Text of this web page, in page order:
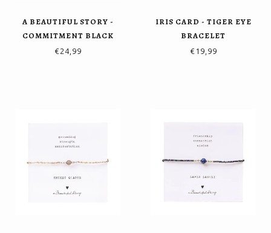
A BEAUTIFUL STORY -
COMMITMENT BLACK
ONYX BRACELET
€24,99
IRIS CARD - TIGER EYE
BRACELET
€19,99